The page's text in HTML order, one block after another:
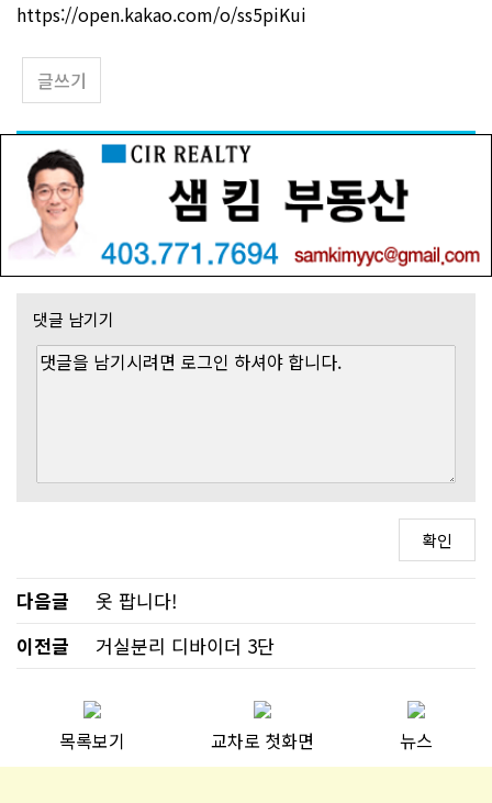
https://open.kakao.com/o/ss5piKui
글쓰기
댓글 남기기
다음글
옷 팝니다!
이전글
거실분리 디바이더 3단
목록보기 교차로 첫화면 뉴스